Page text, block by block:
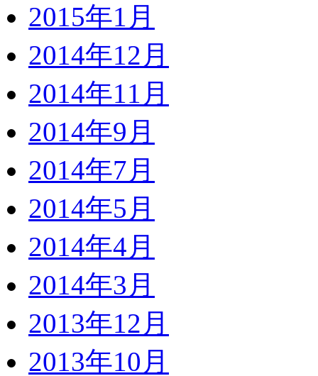
2015年1月
2014年12月
2014年11月
2014年9月
2014年7月
2014年5月
2014年4月
2014年3月
2013年12月
2013年10月